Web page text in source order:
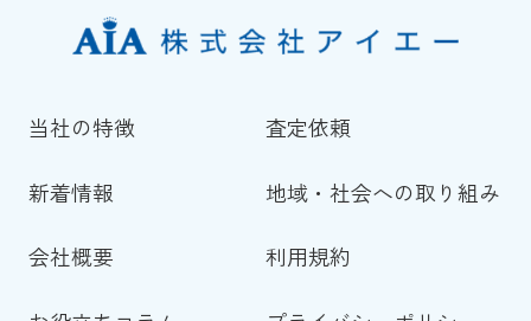
当社の特徴 査定依頼
新着情報 地域・社会への取り組み
会社概要 利用規約